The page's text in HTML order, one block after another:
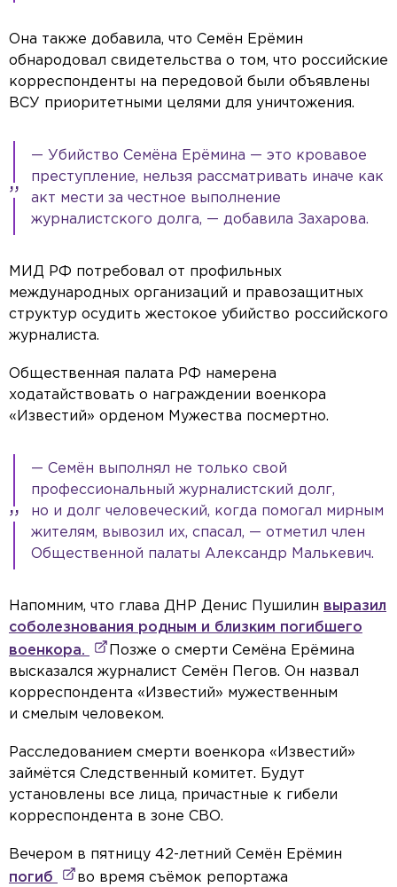
Она также добавила, что Семён Ерёмин
обнародовал свидетельства о том, что российские
корреспонденты на передовой были объявлены
ВСУ приоритетными целями для уничтожения.
— Убийство Семёна Ерёмина — это кровавое
преступление, нельзя рассматривать иначе как
акт мести за честное выполнение
журналистского долга, — добавила Захарова.
МИД РФ потребовал от профильных
международных организаций и правозащитных
структур осудить жестокое убийство российского
журналиста.
Общественная палата РФ намерена
ходатайствовать о награждении военкора
«Известий» орденом Мужества посмертно.
— Семён выполнял не только свой
профессиональный журналистский долг,
но и долг человеческий, когда помогал мирным
жителям, вывозил их, спасал, — отметил член
Общественной палаты Александр Малькевич.
Напомним, что глава ДНР Денис Пушилин выразил
соболезнования родным и близким погибшего
военкора.
Позже о смерти Семёна Ерёмина
высказался журналист Семён Пегов. Он назвал
корреспондента «Известий» мужественным
и смелым человеком.
Расследованием смерти военкора «Известий»
займётся Следственный комитет. Будут
установлены все лица, причастные к гибели
корреспондента в зоне СВО.
Вечером в пятницу 42-летний Семён Ерёмин
погиб
во время съёмок репортажа